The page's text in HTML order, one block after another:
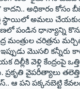
కాదని.. అధికారం
స్థాయిలో అమలు
ధాన్యాన్ని
చరిత్రను
మొసలి కన్నీరు
దిల్లీకి వెళ్లి
వైపరీత్యాలు
ఆ పని పక్కనబెట్టి